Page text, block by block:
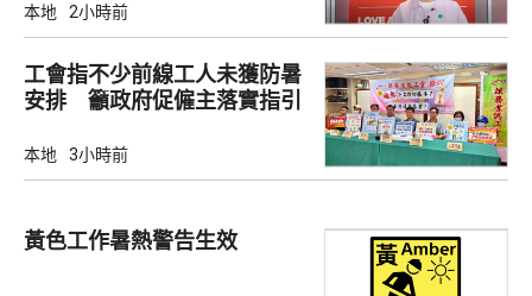
本地 2小時前
工會指不少前線工人未獲防暑
安排 籲政府促僱主落實指引
本地 3小時前
黃色工作暑熱警告生效